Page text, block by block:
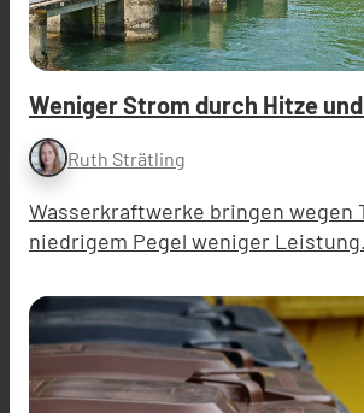
Weniger Strom durch Hitze
Ruth Strätling
Wasserkraftwerke bringen wegen
niedrigem Pegel weniger Leistung.